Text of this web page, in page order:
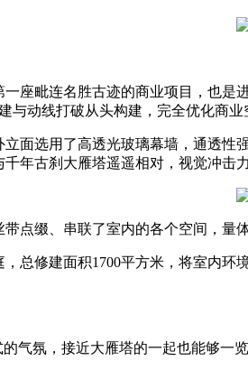
毗连名胜古迹的商业项目，也是
与动线打破从头构建，完全优化商业
选用了高透光玻璃幕墙，通透性
年古刹大雁塔遥遥相对，视觉冲击
缀、串联了室内的各个空间，量体
建面积1700平方米，将室内环
氛，接近大雁塔的一起也能够一览